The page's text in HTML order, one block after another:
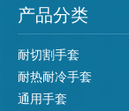
产品分类
耐切割手套
耐热耐冷手套
通用手套